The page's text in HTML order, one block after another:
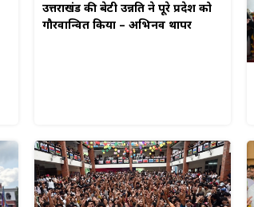
उत्तराखंड की बेटी उन्नति ने पूरे प्रदेश को
गौरवान्वित किया – अभिनव थापर